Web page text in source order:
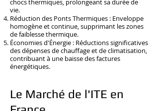
chocs thermiques, prolongeant sa durée de
vie.
Réduction des Ponts Thermiques : Enveloppe
homogène et continue, supprimant les zones
de faiblesse thermique.
Économies d'Énergie : Réductions significatives
des dépenses de chauffage et de climatisation,
contribuant à une baisse des factures
énergétiques.
Le Marché de l'ITE en